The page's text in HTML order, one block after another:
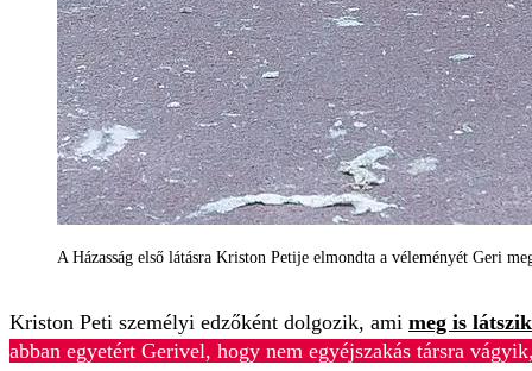
A Házasság első látásra Kriston Petije elmondta a véleményét Geri
Kriston Peti személyi edzőként dolgozik, ami meg is
abban egyetért Gerivel, hogy nem egyéjszakás társra